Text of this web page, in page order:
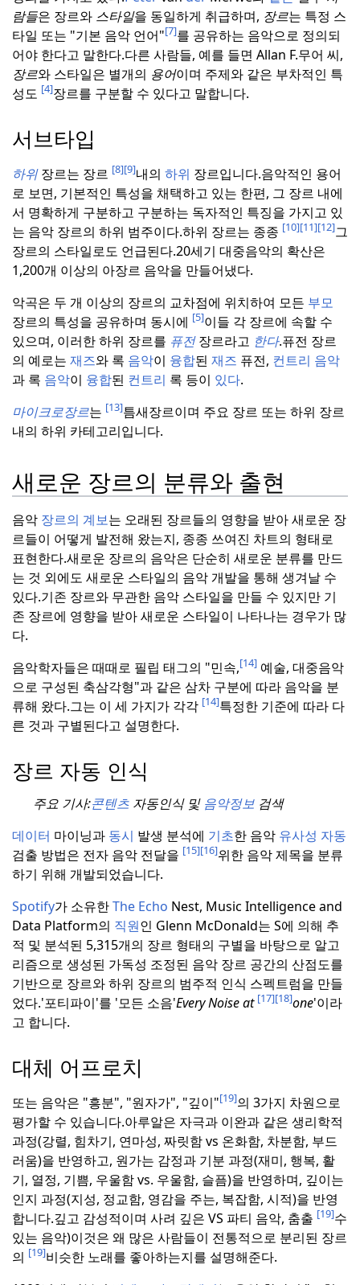
람들은 장르와 스타일을 동일하게 취급하며, 장르는 특정 스
타일 또는 "기본 음악 언어"[7]를 공유하는 음악으로 정의되
어야 한다고 말한다.다른 사람들, 예를 들면 Allan F.무어 씨,
장르와 스타일은 별개의 용어이며 주제와 같은 부차적인 특
성도 [4]장르를 구분할 수 있다고 말합니다.
서브타입
하위장르는 장르 [8][9]내의 하위 장르입니다.음악적인 용어
로 보면, 기본적인 특성을 채택하고 있는 한편, 그 장르 내에
서 명확하게 구분하고 구분하는 독자적인 특징을 가지고 있
는 음악 장르의 하위 범주이다.하위 장르는 종종 [10][11][12]그
장르의 스타일로도 언급된다.20세기 대중음악의 확산은
1,200개 이상의 아장르 음악을 만들어냈다.
악곡은 두 개 이상의 장르의 교차점에 위치하여 모든 부모
장르의 특성을 공유하며 동시에 [5]이들 각 장르에 속할 수
있으며, 이러한 하위 장르를 퓨전장르라고 한다.퓨전 장르
의 예로는 재즈와 록 음악이 융합된 재즈 퓨전, 컨트리 음악
과 록 음악이 융합된 컨트리 록 등이 있다.
마이크로장르는 [13]틈새장르이며 주요 장르 또는 하위 장르
내의 하위 카테고리입니다.
새로운 장르의 분류와 출현
음악 장르의 계보는 오래된 장르들의 영향을 받아 새로운 장
르들이 어떻게 발전해 왔는지, 종종 쓰여진 차트의 형태로
표현한다.새로운 장르의 음악은 단순히 새로운 분류를 만드
는 것 외에도 새로운 스타일의 음악 개발을 통해 생겨날 수
있다.기존 장르와 무관한 음악 스타일을 만들 수 있지만 기
존 장르에 영향을 받아 새로운 스타일이 나타나는 경우가 많
다.
음악학자들은 때때로 필립 태그의 "민속,[14] 예술, 대중음악
으로 구성된 축삼각형"과 같은 삼차 구분에 따라 음악을 분
류해 왔다.그는 이 세 가지가 각각 [14]특정한 기준에 따라 다
른 것과 구별된다고 설명한다.
장르 자동 인식
주요 기사:콘텐츠자동인식 및 음악정보검색
데이터 마이닝과 동시 발생 분석에 기초한 음악 유사성 자동
검출 방법은 전자 음악 전달을 [15][16]위한 음악 제목을 분류
하기 위해 개발되었습니다.
Spotify가 소유한The Echo Nest, Music Intelligence and
Data Platform의 직원인 Glenn McDonald는 S에 의해 추
적 및 분석된 5,315개의 장르 형태의 구별을 바탕으로 알고
리즘으로 생성된 가독성 조정된 음악 장르 공간의 산점도를
기반으로 장르와 하위 장르의 범주적 인식 스펙트럼을 만들
었다.'포티파이'를 '모든 소음'Every Noise at [17][18]one'이라
고 합니다.
대체 어프로치
또는 음악은 "흥분", "원자가", "깊이"[19]의 3가지 차원으로
평가할 수 있습니다.아루알은 자극과 이완과 같은 생리학적
과정(강렬, 힘차기, 연마성, 짜릿함 vs 온화함, 차분함, 부드
러움)을 반영하고, 원가는 감정과 기분 과정(재미, 행복, 활
기, 열정, 기쁨, 우울함 vs. 우울함, 슬픔)을 반영하며, 깊이는
인지 과정(지성, 정교함, 영감을 주는, 복잡함, 시적)을 반영
합니다.깊고 감성적이며 사려 깊은 VS 파티 음악, 춤출 [19]수
있는 음악)이것은 왜 많은 사람들이 전통적으로 분리된 장르
의 [19]비슷한 노래를 좋아하는지를 설명해준다.